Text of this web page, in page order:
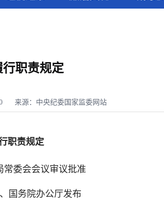
职责规定
来源：中央纪委国家监委网站
职责规定
常委会会议审议批准
国务院办公厅发布